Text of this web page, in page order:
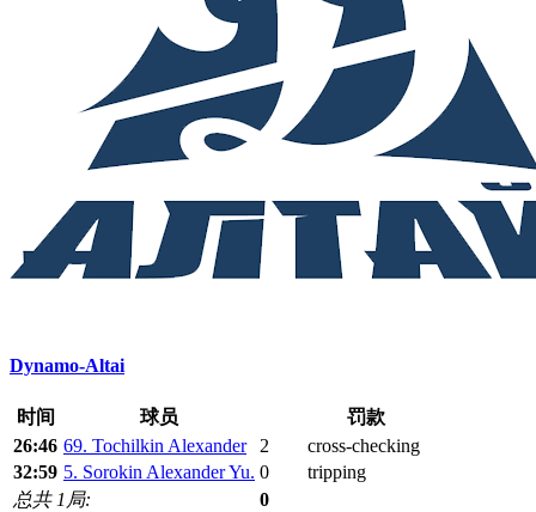
Dynamo-Altai
时间 球员
罚款
26:46 69. Tochilkin Alexander 2
cross-checking
32:59 5. Sorokin Alexander Yu. 0
tripping
总共 1局:
0